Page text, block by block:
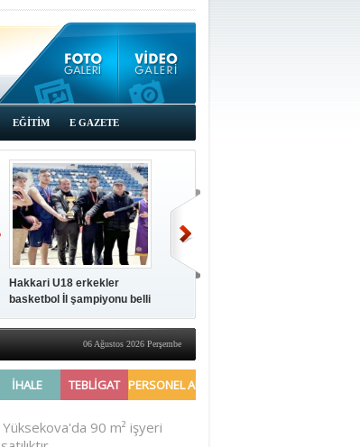
EĞİTİM E GAZETE
Hakkari U18 erkekler
basketbol İl şampiyonu belli
oldu
Toplantısı yapıldı
06 Ağustos 2026 Perşembe